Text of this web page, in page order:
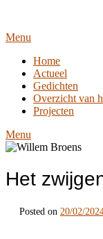
Menu
Home
Actueel
Gedichten
Overzicht van
Projecten
Menu
Het
Posted on 20/02/